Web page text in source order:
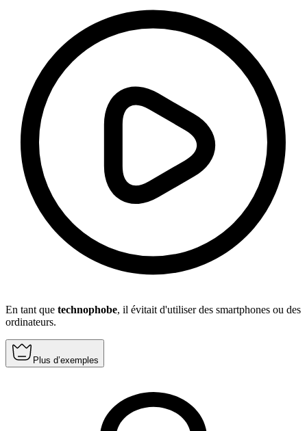
En tant que technophobe, il évitait d'utiliser des smartphones ou des
ordinateurs.
Plus d’exemples